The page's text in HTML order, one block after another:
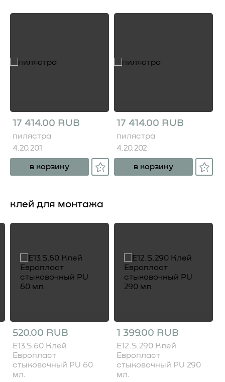
17 414.00 RUB
пилястра
4.20.201
в корзину
17 414.00 RUB
пилястра
4.20.202
в корзину
клей для монтажа
520.00 RUB
E13.S.60 Клей
Европласт
стыковочный PU 60
мл.
1 399.00 RUB
E12.S.290 Клей
Европласт
стыковочный PU 290
мл.